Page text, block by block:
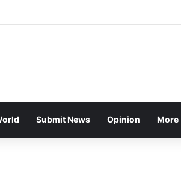
और होटल संचालक को रौंदा, जवान की मौत, दो गंभीर
Submit News Opinion More